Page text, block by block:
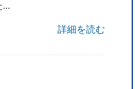
...
詳細を読む